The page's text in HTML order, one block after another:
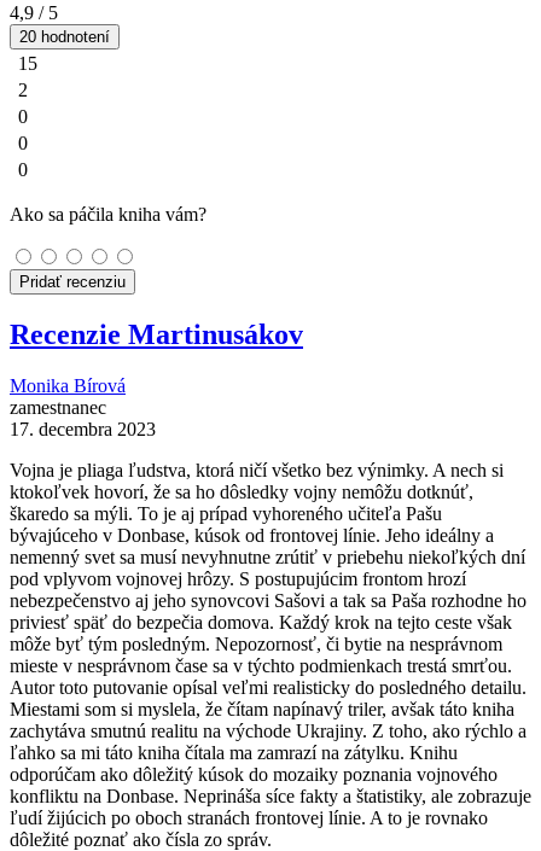
4,9 / 5
20 hodnotení
15
2
0
0
0
Ako sa páčila kniha vám?
Pridať recenziu
Recenzie Martinusákov
Monika Bírová
zamestnanec
17. decembra 2023
Vojna je pliaga ľudstva, ktorá ničí všetko bez výnimky. A nech si
ktokoľvek hovorí, že sa ho dôsledky vojny nemôžu dotknúť,
škaredo sa mýli. To je aj prípad vyhoreného učiteľa Pašu
bývajúceho v Donbase, kúsok od frontovej línie. Jeho ideálny a
nemenný svet sa musí nevyhnutne zrútiť v priebehu niekoľkých dní
pod vplyvom vojnovej hrôzy. S postupujúcim frontom hrozí
nebezpečenstvo aj jeho synovcovi Sašovi a tak sa Paša rozhodne ho
priviesť späť do bezpečia domova. Každý krok na tejto ceste však
môže byť tým posledným. Nepozornosť, či bytie na nesprávnom
mieste v nesprávnom čase sa v týchto podmienkach trestá smrťou.
Autor toto putovanie opísal veľmi realisticky do posledného detailu.
Miestami som si myslela, že čítam napínavý triler, avšak táto kniha
zachytáva smutnú realitu na východe Ukrajiny. Z toho, ako rýchlo a
ľahko sa mi táto kniha čítala ma zamrazí na zátylku. Knihu
odporúčam ako dôležitý kúsok do mozaiky poznania vojnového
konfliktu na Donbase. Neprináša síce fakty a štatistiky, ale zobrazuje
ľudí žijúcich po oboch stranách frontovej línie. A to je rovnako
dôležité poznať ako čísla zo správ.